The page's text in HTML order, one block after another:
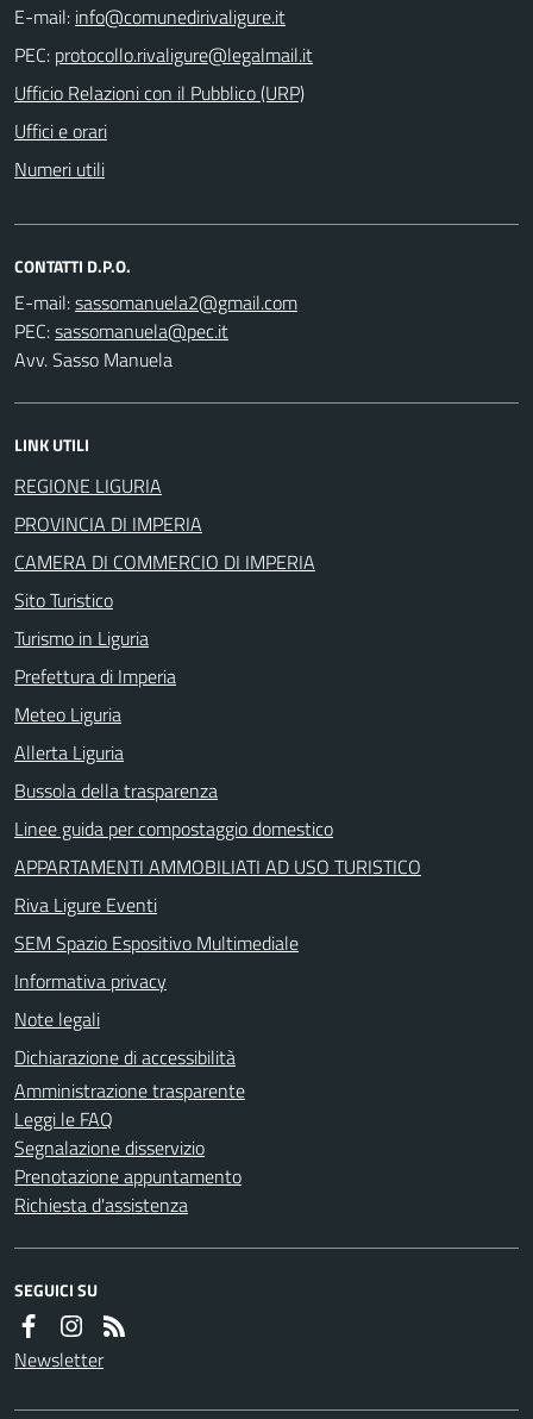
E-mail:
PEC:
Ufficio Relazioni con il Pubblico (URP)
Uffici e orari
Numeri utili
CONTATTI D.P.O.
E-mail:
PEC:
Avv. Sasso Manuela
LINK UTILI
REGIONE LIGURIA
PROVINCIA DI IMPERIA
CAMERA DI COMMERCIO DI IMPERIA
Sito Turistico
Turismo in Liguria
Prefettura di Imperia
Meteo Liguria
Allerta Liguria
Bussola della trasparenza
Linee guida per compostaggio domestico
APPARTAMENTI AMMOBILIATI AD USO TURISTICO
Riva Ligure Eventi
SEM Spazio Espositivo Multimediale
Informativa privacy
Note legali
Dichiarazione di accessibilità
Amministrazione trasparente
Leggi le FAQ
Segnalazione disservizio
Prenotazione appuntamento
Richiesta d'assistenza
SEGUICI SU
Newsletter